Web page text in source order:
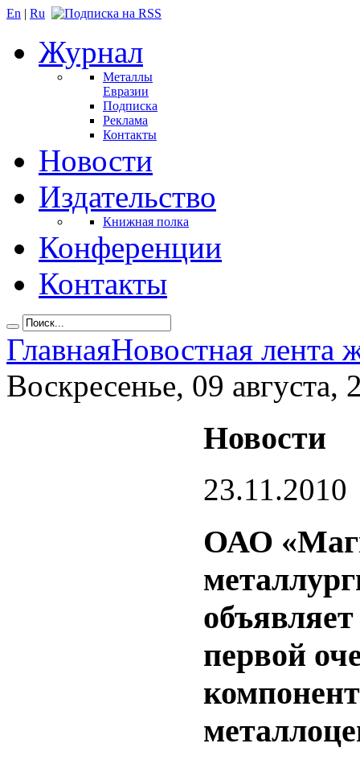
En | Ru
Журнал
Металлы
Евразии
Подписка
Реклама
Контакты
Новости
Издательство
Книжная полка
Конференции
Контакты
ГлавнаяНовостная лента
Воскресенье, 09 августа,
Новости
23.11.2010
ОАО
первой